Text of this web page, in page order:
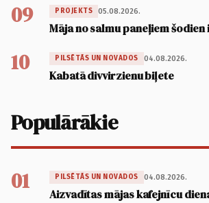
09 PROJEKTS 05.08.2026.
Māja no salmu paneļiem
10 PILSĒTĀS UN NOVADOS 04.08.2026.
Kabatā divvirzienu biļete
Populārākie
01 PILSĒTĀS UN NOVADOS 04.08.2026.
Aizvadītas mājas kafejnīcu